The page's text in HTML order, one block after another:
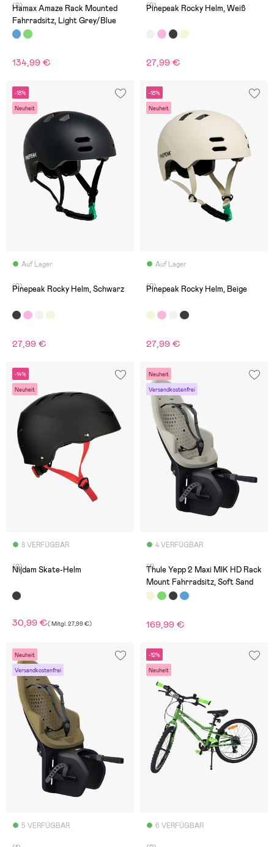
(0)
Hamax Amaze Rack Mounted
Fahrradsitz, Light Grey/Blue
134,99 €
(0)
Pinepeak Rocky Helm, Weiß
27,99 €
-18%
Neuheit
Auf Lager
(0)
Pinepeak Rocky Helm, Schwarz
27,99 €
-18%
Neuheit
Auf Lager
(0)
Pinepeak Rocky Helm, Beige
27,99 €
-14%
Neuheit
8 VERFÜGBAR
(0)
Nijdam Skate-Helm
30,99 €(Mitgl.27,99 €)
Neuheit
Versandkostenfrei
4 VERFÜGBAR
(1)
Thule Yepp 2 Maxi MIK HD Rack
Mount Fahrradsitz, Soft Sand
169,99 €
Neuheit
Versandkostenfrei
5 VERFÜGBAR
-12%
Neuheit
6 VERFÜGBAR